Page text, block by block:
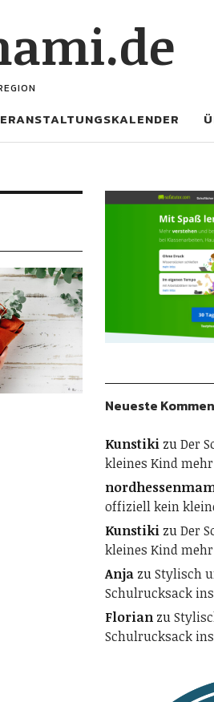
Neueste
KunstikizuDer
kleines Kind
offiziell kein
KunstikizuDer
kleines Kind
AnjazuStylisch
Schulrucksack
Florianzu
Schulrucksack